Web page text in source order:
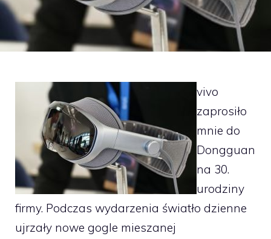
vivo
zaprosiło
mnie do
Dongguan
na 30.
urodziny
firmy. Podczas wydarzenia światło dzienne
ujrzały nowe gogle mieszanej